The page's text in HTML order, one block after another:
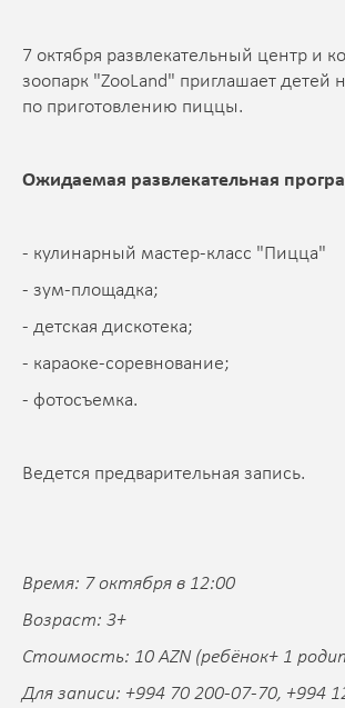
7 октября развлекательный центр и
зоопарк "ZooLand" приглашает детей
по приготовлению пиццы.
Ожидаемая развлекательная
- кулинарный мастер-класс "Пицца"
- зум-площадка;
- детская дискотека;
- караоке-соревнование;
- фотосъемка.
Ведется предварительная запись.
Время: 7 октября в 12:00
Возраст: 3+
Стоимость: 10 AZN (ребёнок+ 1
Для записи: +994 70 200-07-70, +994